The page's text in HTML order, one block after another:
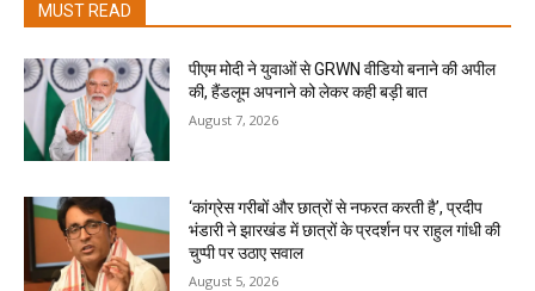
MUST READ
पीएम मोदी ने युवाओं से GRWN वीडियो बनाने की अपील
की, हैंडलूम अपनाने को लेकर कही बड़ी बात
August 7, 2026
‘कांग्रेस गरीबों और छात्रों से नफरत करती है’, प्रदीप
भंडारी ने झारखंड में छात्रों के प्रदर्शन पर राहुल गांधी की
चुप्पी पर उठाए सवाल
August 5, 2026